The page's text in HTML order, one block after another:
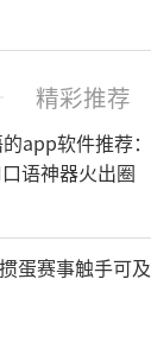
精彩推荐
app软件推荐：
语神器火出圈
蛋赛事触手可及